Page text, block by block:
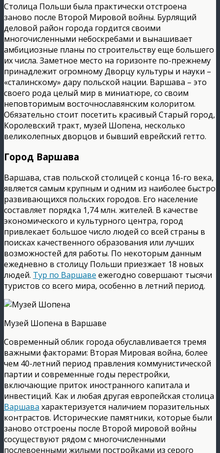
Столица Польши была практически отстроена
заново после Второй Мировой войны. Бурлящий
деловой район города гордится своими
многочисленными небоскребами и вынашивает
амбициозные планы по строительству еще большего
их числа. Заметное место на горизонте по-прежнему
принадлежит огромному Дворцу культуры и науки –
«сталинскому» дару польской нации. Варшава – это
своего рода целый мир в миниатюре, со своим
неповторимым восточнославянским колоритом.
Обязательно стоит посетить красивый Старый город,
Королевский тракт, музей Шопена, несколько
великолепных дворцов и бывший еврейский гетто.
Город Варшава
Варшава, став польской столицей с конца 16-го века,
является самым крупным и одним из наиболее быстро
развивающихся польских городов. Его население
составляет порядка 1,74 млн. жителей. В качестве
экономического и культурного центра, город
привлекает большое число людей со всей страны в
поисках качественного образования или лучших
возможностей для работы. По некоторым данным
ежедневно в столицу Польши приезжает 18 новых
людей. Тур по Варшаве ежегодно совершают тысячи
туристов со всего мира, особенно в летний период.
Музей Шопена в Варшаве
Современный облик города обуславливается тремя
важными факторами: Вторая Мировая война, более
чем 40-летний период правления коммунистической
партии и современные годы перестройки,
включающие приток иностранного капитала и
инвестиций. Как и любая другая европейская столица
Варшава характеризуется наличием поразительных
контрастов. Исторические памятники, которые были
заново отстроены после Второй мировой войны
сосуществуют рядом с многочисленными
послевоенными жилыми постройками из серого